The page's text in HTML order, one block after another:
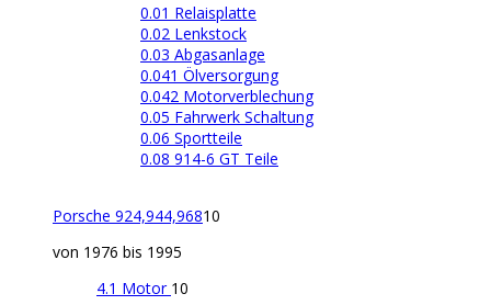
0.01 Relaisplatte
0.02 Lenkstock
0.03 Abgasanlage
0.041 Ölversorgung
0.042 Motorverblechung
0.05 Fahrwerk Schaltung
0.06 Sportteile
0.08 914-6 GT Teile
Porsche 924,944,96810
von 1976 bis 1995
4.1 Motor 10